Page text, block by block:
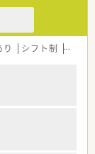
づくり」を理念
医療関連事業を
機能薬局や、代
ズに適応した薬
し、健康を支援
シフト制 大手